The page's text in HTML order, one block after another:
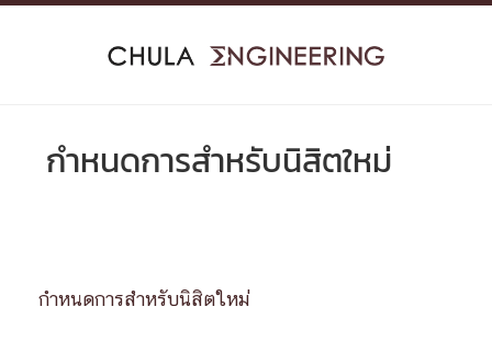
Skip
กำหนดการสำหรับนิสิตใหม่
กำหนดการสำหรับนิสิตใหม่